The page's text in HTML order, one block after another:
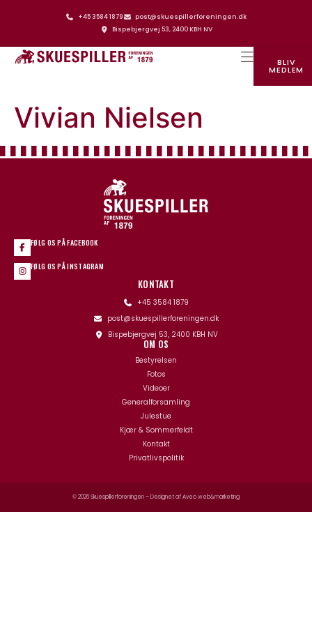
+45 3584 1879
post@skuespillerforeningen.dk
Bispebjergvej 53, 2400 KBH NV
BLIV
MEDLEM
Vivian Nielsen
FØLG OS PÅ FACEBOOK
FØLG OS PÅ INSTAGRAM
KONTAKT
+45 3584 1879
post@skuespillerforeningen.dk
Bispebjergvej 53, 2400 KBH NV
OM OS
Bestyrelsen
Fotos
Videoer
Generalforsamling
Julestue
Kjær & Sommerfeldt
Kontakt
Privatlivspolitik
© 2026 Skuespillerforeningen – Designet afAveo web&marketing